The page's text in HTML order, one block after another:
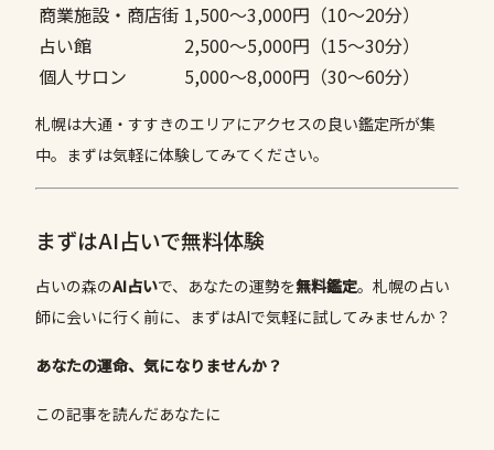
商業施設・商店街 1,500〜3,000円（10〜20分）
占い館
2,500〜5,000円（15〜30分）
個人サロン
5,000〜8,000円（30〜60分）
札幌は大通・すすきのエリアにアクセスの良い鑑定所が集
中。まずは気軽に体験してみてください。
まずはAI占いで無料体験
占いの森のAI占いで、あなたの運勢を無料鑑定。札幌の占い
師に会いに行く前に、まずはAIで気軽に試してみませんか？
あなたの運命、気になりませんか？
この記事を読んだあなたに